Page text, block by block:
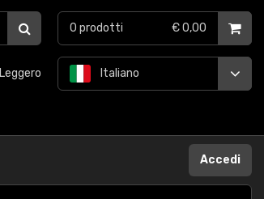
Leggero Italiano
0 prodotti € 0,00
Accedi